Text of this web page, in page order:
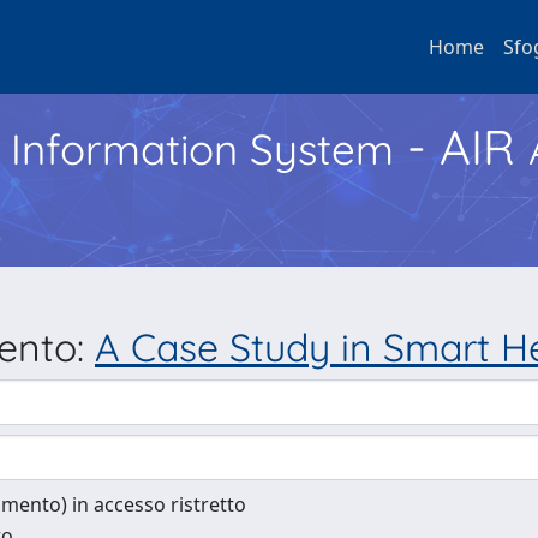
Home
System - AIR
A Case Study in Smart
in accesso ristretto